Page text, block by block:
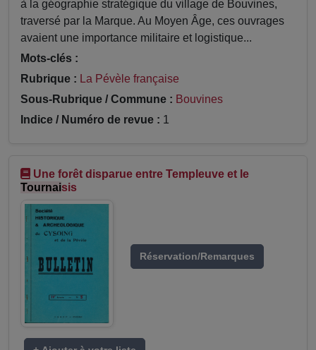
à la géographie stratégique du village de Bouvines,
traversé par la Marque. Au Moyen Âge, ces ouvrages
avaient une importance militaire et logistique...
Mots-clés :
Rubrique : La Pévèle française
Sous-Rubrique / Commune : Bouvines
Indice / Numéro de revue : 1
Une forêt disparue entre Templeuve et le
Tournaisis
Réservation/Remarques